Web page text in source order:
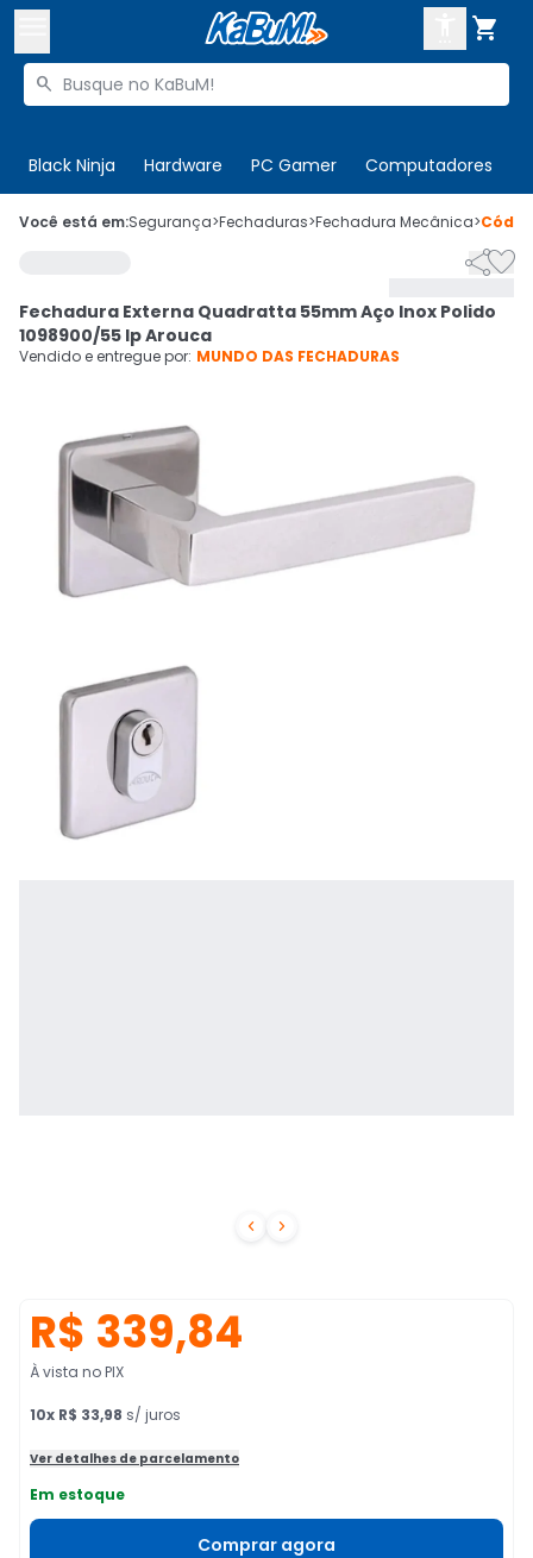

Buscar produtos

Black Ninja Hardware PC Gamer Computadores
 Olá. Acesse sua conta
 Cupons
Ativar tradutor em libras
CADASTRE-SE
Você está em:Segurança>Fechaduras>Fechadura Mecânica>
 

Fechadura Externa Quadratta 55mm Aço Inox Polido
1098900/55 Ip Arouca
Vendido e entregue por: MUNDO DAS FECHADURAS
R$ 339,84
À vista no PIX
10x R$ 33,98 s/ juros
Ver detalhes de parcelamento
Em estoque
Comprar agora